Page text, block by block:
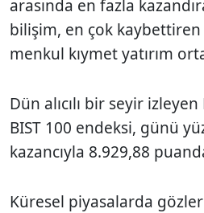
arasında en fazla
bilişim, en çok kaybettiren
menkul kıymet yatırım
Dün alıcılı bir seyir
BIST 100 endeksi, günü
kazancıyla 8.929,88
Küresel piyasalarda